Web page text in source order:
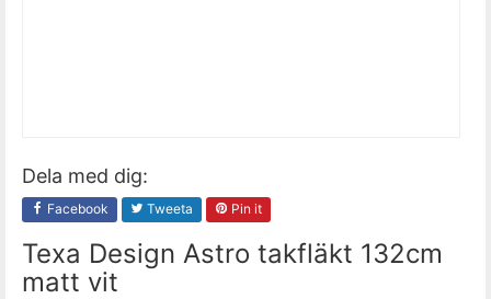
Dela med dig:
Facebook Tweeta Pin it
Texa Design Astro takfläkt 132cm
matt vit